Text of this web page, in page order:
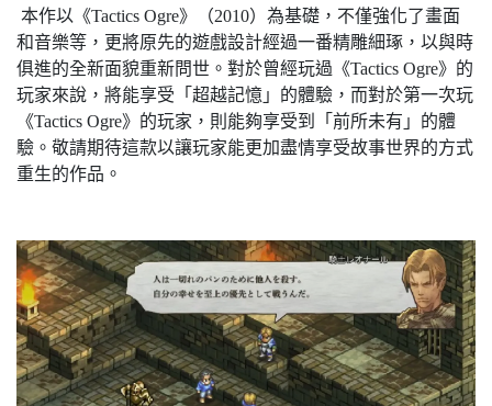
本作以《Tactics Ogre》（2010）為基礎，不僅強化了畫面
和音樂等，更將原先的遊戲設計經過一番精雕細琢，以與時
俱進的全新面貌重新問世。對於曾經玩過《Tactics Ogre》的
玩家來說，將能享受「超越記憶」的體驗，而對於第一次玩
《Tactics Ogre》的玩家，則能夠享受到「前所未有」的體
驗。敬請期待這款以讓玩家能更加盡情享受故事世界的方式
重生的作品。